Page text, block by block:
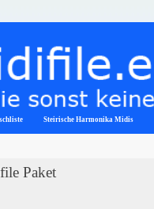
Steirische Harmonika Midis
Paket